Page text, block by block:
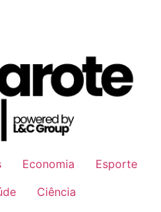
Economia
Esporte
Ciência